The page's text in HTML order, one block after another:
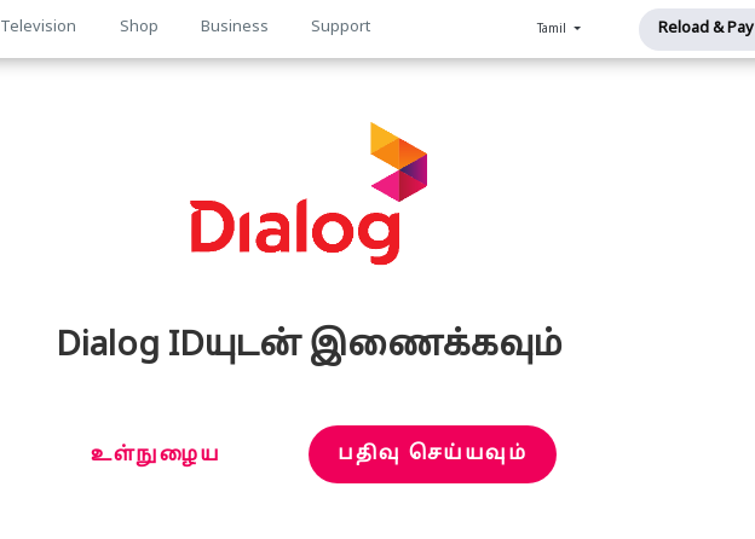
Television Shop Business Support Tamil Reload & Pay
Dialog IDயுடன் இணைக்கவும்
உள்நுழைய பதிவு செய்யவும்